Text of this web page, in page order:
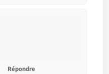
Répondre